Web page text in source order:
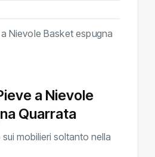
a Nievole
Quarrata
mobilieri soltanto nella